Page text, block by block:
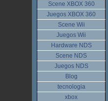
Scene XBOX 360
Juegos XBOX 360
Scene Wii
Juegos Wii
Hardware NDS
Scene NDS
Juegos NDS
Blog
tecnologia
xbox